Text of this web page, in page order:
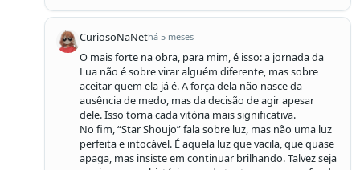
CuriosoNaNethá 5 meses
O mais forte na obra, para mim, é isso: a jornada da
Lua não é sobre virar alguém diferente, mas sobre
aceitar quem ela já é. A força dela não nasce da
ausência de medo, mas da decisão de agir apesar
dele. Isso torna cada vitória mais significativa.
No fim, “Star Shoujo” fala sobre luz, mas não uma luz
perfeita e intocável. É aquela luz que vacila, que quase
apaga, mas insiste em continuar brilhando. Talvez seja